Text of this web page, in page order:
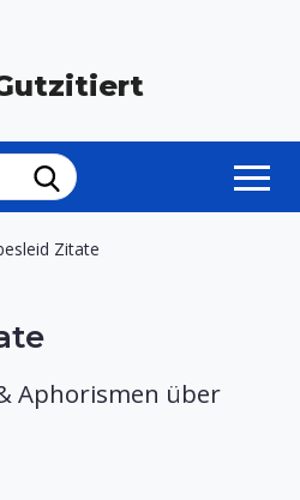
Zitate
Aphorismen über